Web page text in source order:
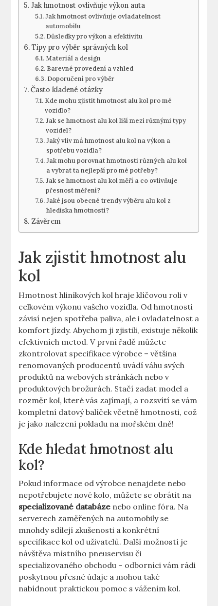
Jak hmotnost ovlivňuje výkon auta
Jak hmotnost ovlivňuje ovladatelnost
automobilu
Důsledky pro výkon a efektivitu
Tipy pro výběr správných kol
Materiál a design
Barevné provedení a vzhled
Doporučení pro výběr
Často kladené otázky
Kde mohu zjistit hmotnost alu kol pro mé
vozidlo?
Jak se hmotnost alu kol liší mezi různými typy
vozidel?
Jaký vliv má hmotnost alu kol na výkon a
spotřebu vozidla?
Jak mohu porovnat hmotnosti různých alu kol
a vybrat ta nejlepší pro mé potřeby?
Jak se hmotnost alu kol měří a co ovlivňuje
přesnost měření?
Jaké jsou obecné trendy výběru alu kol z
hlediska hmotnosti?
Závěrem
Jak zjistit hmotnost alu
kol
Hmotnost hliníkových kol hraje klíčovou roli v
celkovém výkonu vašeho vozidla. Od hmotnosti
závisí nejen spotřeba paliva, ale i ovladatelnost a
komfort jízdy. Abychom ji zjistili, existuje několik
efektivních metod. V první řadě můžete
zkontrolovat specifikace výrobce – většina
renomovaných producentů uvádí váhu svých
produktů na webových stránkách nebo v
produktových brožurách. Stačí zadat model a
rozměr kol, které vás zajímají, a rozsvítí se vám
kompletní datový balíček včetně hmotnosti, což
je jako nalezení pokladu na mořském dně!
Kde hledat hmotnost alu
kol?
Pokud informace od výrobce nenajdete nebo
nepotřebujete nové kolo, můžete se obrátit na
specializované databáze nebo online fóra. Na
serverech zaměřených na automobily se
mnohdy sdílejí zkušenosti a konkrétní
specifikace kol od uživatelů. Další možností je
návštěva místního pneuservisu či
specializovaného obchodu – odborníci vám rádi
poskytnou přesné údaje a mohou také
nabídnout praktickou pomoc s vážením kol.